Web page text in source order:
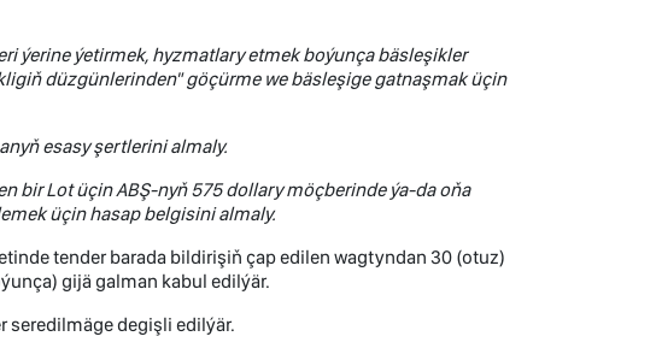
ýerine ýetirmek, hyzmatlary etmek boýunça bäsleşikler
düzgünlerinden" göçürme we bäsleşige gatnaşmak üçin
esasy şertlerini almaly.
bir Lot üçin ABŞ-nyň 575dollary möçberinde ýa-da oňa
üçin hasap belgisini almaly.
tender barada bildirişiň çap edilen wagtyndan 30 (otuz)
gijä galman kabul edilýär.
seredilmäge degişli edilýär.